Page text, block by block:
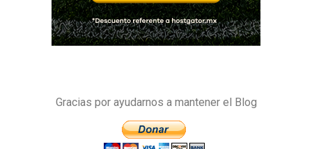
Gracias por ayudarnos a mantener el Blog